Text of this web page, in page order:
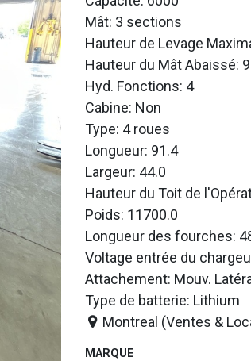
Mât: 3 sections
Hauteur de Levage
Hauteur du Mât Abaissé:
Hyd. Fonctions: 4
Cabine: Non
Type: 4 roues
Longueur: 91.4
Largeur: 44.0
Hauteur du Toit de
Poids: 11700.0
Longueur des fourches:
Voltage entrée du
Attachement: Mouv.
Type de batterie: Lithium
Montreal (Ventes &
MARQUE